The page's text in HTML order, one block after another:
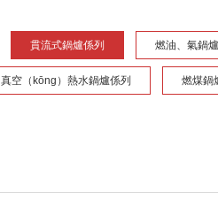
貫流式鍋爐係列 燃油、氣鍋
真空（kōng）熱水鍋爐係列 燃煤鍋